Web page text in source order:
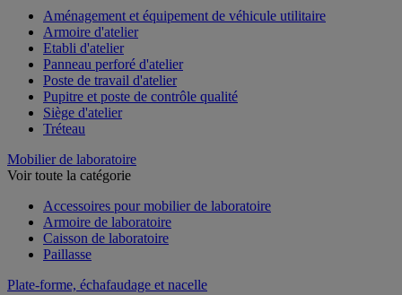
Aménagement et équipement de véhicule utilitaire
Armoire d'atelier
Etabli d'atelier
Panneau perforé d'atelier
Poste de travail d'atelier
Pupitre et poste de contrôle qualité
Siège d'atelier
Tréteau
Mobilier de laboratoire
Voir toute la catégorie
Accessoires pour mobilier de laboratoire
Armoire de laboratoire
Caisson de laboratoire
Paillasse
Plate-forme, échafaudage et nacelle